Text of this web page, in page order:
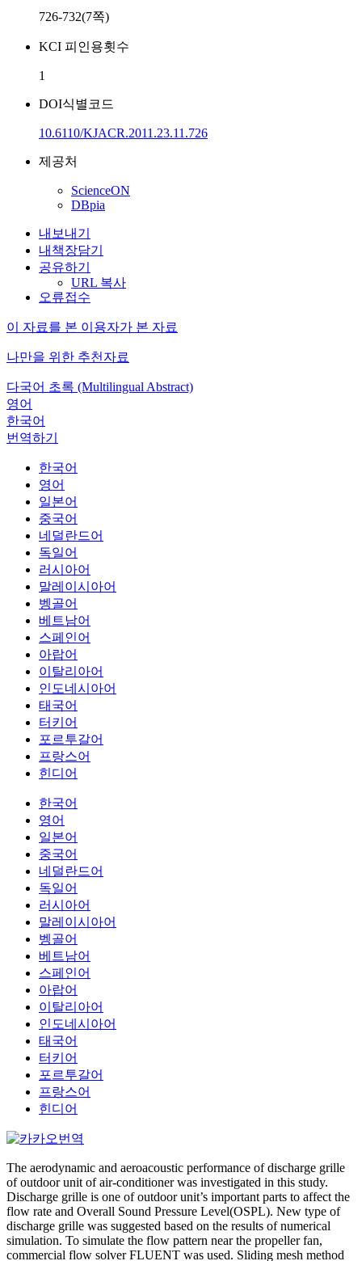
726-732(7쪽)
KCI 피인용횟수
1
DOI식별코드
10.6110/KJACR.2011.23.11.726
제공처
ScienceON
DBpia
내보내기
내책장담기
공유하기
URL 복사
오류접수
이 자료를 본 이용자가 본 자료
나만을 위한 추천자료
다국어 초록 (Multilingual Abstract)
영어
한국어
번역하기
한국어
영어
일본어
중국어
네덜란드어
독일어
러시아어
말레이시아어
벵골어
베트남어
스페인어
아랍어
이탈리아어
인도네시아어
태국어
터키어
포르투갈어
프랑스어
힌디어
한국어
영어
일본어
중국어
네덜란드어
독일어
러시아어
말레이시아어
벵골어
베트남어
스페인어
아랍어
이탈리아어
인도네시아어
태국어
터키어
포르투갈어
프랑스어
힌디어
The aerodynamic and aeroacoustic performance of discharge grille
of outdoor unit of air-conditioner was investigated in this study.
Discharge grille is one of outdoor unit’s important parts to affect the
flow rate and Overall Sound Pressure Level(OSPL). New type of
discharge grille was suggested based on the results of numerical
simulation. To simulate the flow pattern near the propeller fan,
commercial flow solver FLUENT was used. Sliding mesh method